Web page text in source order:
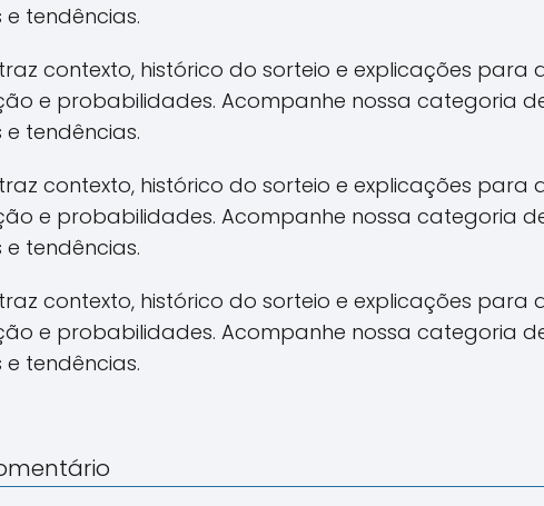
tendências.
contexto, histórico do sorteio e explicações
e probabilidades. Acompanhe nossa categoria
tendências.
contexto, histórico do sorteio e explicações
e probabilidades. Acompanhe nossa categoria
tendências.
contexto, histórico do sorteio e explicações
e probabilidades. Acompanhe nossa categoria
tendências.